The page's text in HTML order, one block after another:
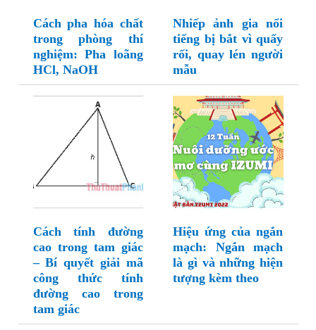
Cách pha hóa chất
trong phòng thí
nghiệm: Pha loãng
HCl, NaOH
Nhiếp ảnh gia nổi
tiếng bị bắt vì quấy
rối, quay lén người
mẫu
Cách tính đường
cao trong tam giác
– Bí quyết giải mã
công thức tính
đường cao trong
tam giác
Hiệu ứng của ngắn
mạch: Ngắn mạch
là gì và những hiện
tượng kèm theo